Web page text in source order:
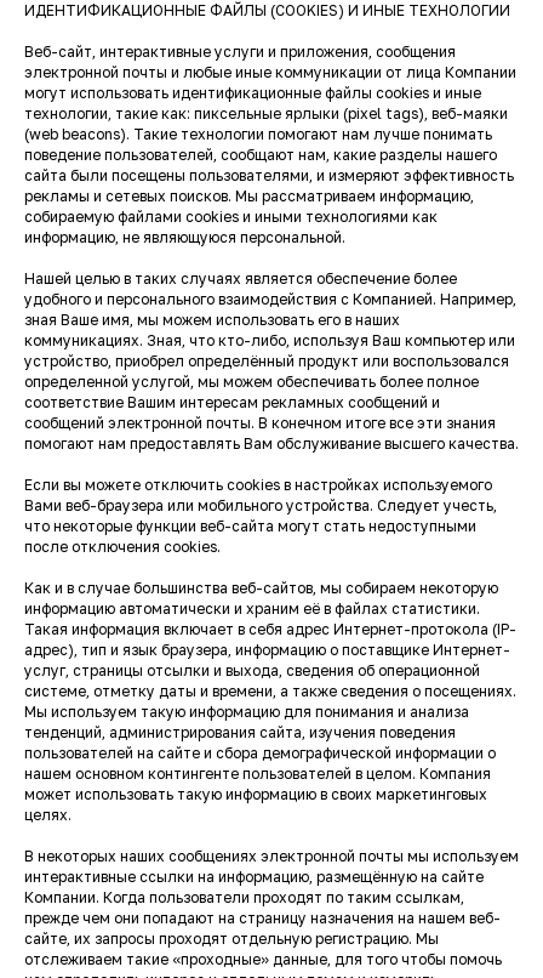
ИДЕНТИФИКАЦИОННЫЕ ФАЙЛЫ (СOOKIES) И ИНЫЕ ТЕХНОЛОГИИ
Веб-сайт, интерактивные услуги и приложения, сообщения
электронной почты и любые иные коммуникации от лица Компании
могут использовать идентификационные файлы cookies и иные
технологии, такие как: пиксельные ярлыки (pixel tags), веб-маяки
(web beacons). Такие технологии помогают нам лучше понимать
поведение пользователей, сообщают нам, какие разделы нашего
сайта были посещены пользователями, и измеряют эффективность
рекламы и сетевых поисков. Мы рассматриваем информацию,
собираемую файлами cookies и иными технологиями как
информацию, не являющуюся персональной.
Нашей целью в таких случаях является обеспечение более
удобного и персонального взаимодействия с Компанией. Например,
зная Ваше имя, мы можем использовать его в наших
коммуникациях. Зная, что кто-либо, используя Ваш компьютер или
устройство, приобрел определённый продукт или воспользовался
определенной услугой, мы можем обеспечивать более полное
соответствие Вашим интересам рекламных сообщений и
сообщений электронной почты. В конечном итоге все эти знания
помогают нам предоставлять Вам обслуживание высшего качества.
Если вы можете отключить cookies в настройках используемого
Вами веб-браузера или мобильного устройства. Следует учесть,
что некоторые функции веб-сайта могут стать недоступными
после отключения cookies.
Как и в случае большинства веб-сайтов, мы собираем некоторую
информацию автоматически и храним её в файлах статистики.
Такая информация включает в себя адрес Интернет-протокола (IP-
адрес), тип и язык браузера, информацию о поставщике Интернет-
услуг, страницы отсылки и выхода, сведения об операционной
системе, отметку даты и времени, а также сведения о посещениях.
Мы используем такую информацию для понимания и анализа
тенденций, администрирования сайта, изучения поведения
пользователей на сайте и сбора демографической информации о
нашем основном контингенте пользователей в целом. Компания
может использовать такую информацию в своих маркетинговых
целях.
В некоторых наших сообщениях электронной почты мы используем
интерактивные ссылки на информацию, размещённую на сайте
Компании. Когда пользователи проходят по таким ссылкам,
прежде чем они попадают на страницу назначения на нашем веб-
сайте, их запросы проходят отдельную регистрацию. Мы
отслеживаем такие «проходные» данные, для того чтобы помочь